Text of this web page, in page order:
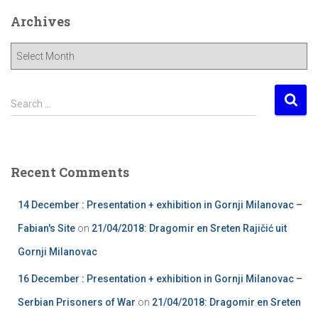
Archives
S
e
h
Search …
Recent Comments
14 December : Presentation + exhibition in Gornji Milanovac –
Fabian's Site on 21/04/2018: Dragomir en Sreten Rajičić uit
Gornji Milanovac
16 December : Presentation + exhibition in Gornji Milanovac –
Serbian Prisoners of War on 21/04/2018: Dragomir en Sreten